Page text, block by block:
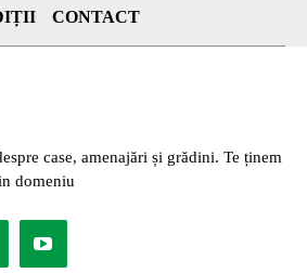
CONTACT
case, amenajări și grădini. Te ținem
domeniu